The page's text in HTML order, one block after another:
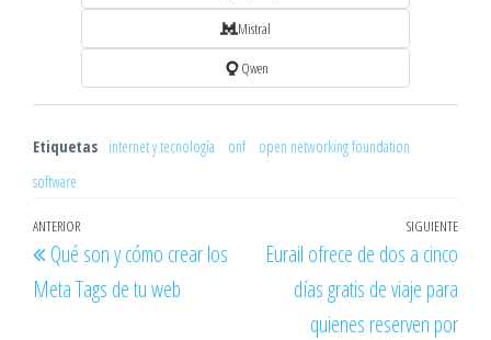
Mistral
Qwen
Etiquetas internet y tecnología onf
open networking foundation
software
Navegación
de
entradas
Entrada
anterior
ANTERIOR
Qué son y cómo crear los
Meta Tags de tu web
SIGUIENTE
Eurail ofrece de dos a cinco
días gratis de viaje para
quienes reserven por